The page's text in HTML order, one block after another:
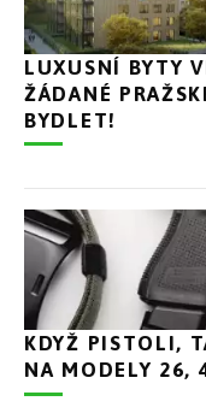
LUXUSNÍ BYTY
ŽÁDANÉ
BYDLET!
KDYŽ PISTOLI,
NA MODELY 26,